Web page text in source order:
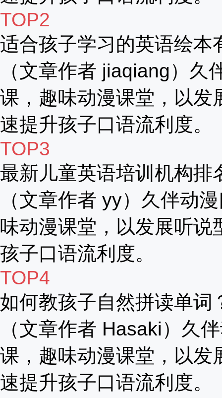
TOP2
适合孩子学习的英语绘本
（文章作者 jiaqiang）
课，趣味动漫课堂，以发
速提升孩子口语流利度。
TOP3
最新儿童英语培训机构排
（文章作者 yy）久伴动
味动漫课堂，以发展听说
孩子口语流利度。
TOP4
如何教孩子自然拼读单词
（文章作者 Hasaki）久
课，趣味动漫课堂，以发
速提升孩子口语流利度。